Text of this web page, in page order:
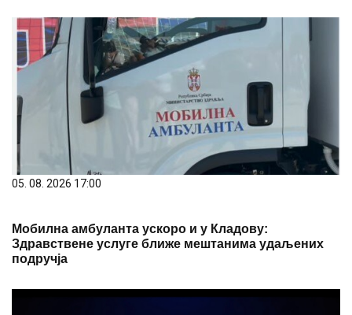
05. 08. 2026 17:00
Мобилна амбуланта ускоро и у Кладову:
Здравствене услуге ближе мештанима удаљених
подручја